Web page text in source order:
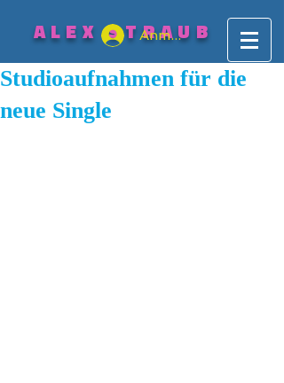
ALEX STRAUB
Anmelden
Studioaufnahmen für die
neue Single